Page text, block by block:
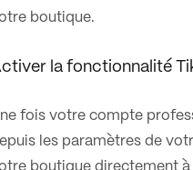
boutique.
la fonctionnalité
fois votre compte
les paramètres de
boutique directement